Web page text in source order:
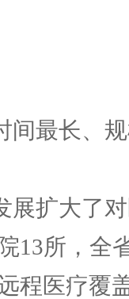
最长、规
扩大了对
13所，全
程医疗覆